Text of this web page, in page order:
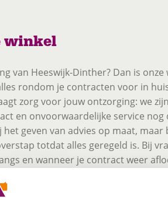
winkel
van Heeswijk-Dinther? Dan is onze
rondom je contracten voor in
zorg voor jouw ontzorging: we
en onvoorwaardelijke service nog
geven van advies op maat, maar
totdat alles geregeld is. Bij
en wanneer je contract weer
te verlengen of te vernieuwen
dus: alles geregeld.